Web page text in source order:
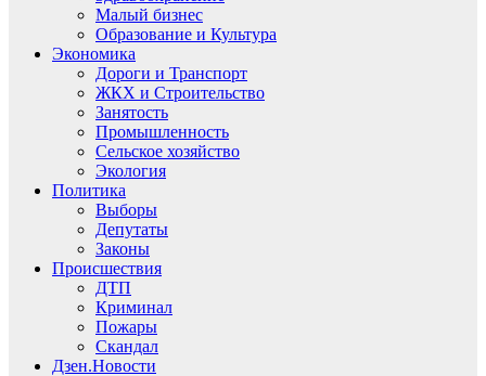
Малый бизнес
Образование и Культура
Экономика
Дороги и Транспорт
ЖКХ и Строительство
Занятость
Промышленность
Сельское хозяйство
Экология
Политика
Выборы
Депутаты
Законы
Происшествия
ДТП
Криминал
Пожары
Скандал
Дзен.Новости